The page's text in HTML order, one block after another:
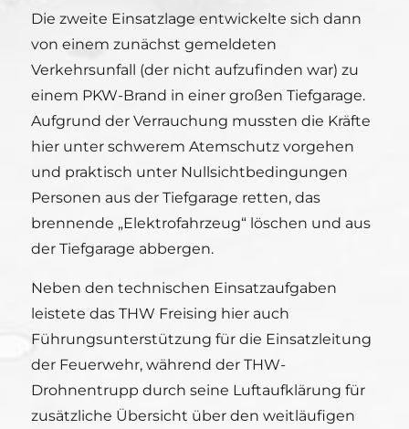
Die zweite Einsatzlage entwickelte sich dann
von einem zunächst gemeldeten
Verkehrsunfall (der nicht aufzufinden war) zu
einem PKW-Brand in einer großen Tiefgarage.
Aufgrund der Verrauchung mussten die Kräfte
hier unter schwerem Atemschutz vorgehen
und praktisch unter Nullsichtbedingungen
Personen aus der Tiefgarage retten, das
brennende „Elektrofahrzeug“ löschen und aus
der Tiefgarage abbergen.
Neben den technischen Einsatzaufgaben
leistete das THW Freising hier auch
Führungsunterstützung für die Einsatzleitung
der Feuerwehr, während der THW-
Drohnentrupp durch seine Luftaufklärung für
zusätzliche Übersicht über den weitläufigen